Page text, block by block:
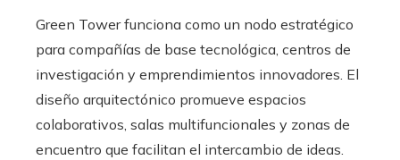
Green Tower funciona como un nodo estratégico
para compañías de base tecnológica, centros de
investigación y emprendimientos innovadores. El
diseño arquitectónico promueve espacios
colaborativos, salas multifuncionales y zonas de
encuentro que facilitan el intercambio de ideas.